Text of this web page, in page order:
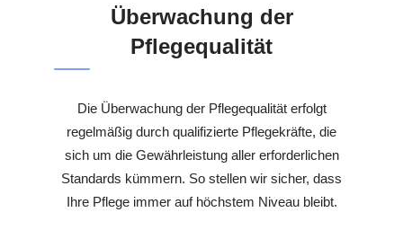
Überwachung der
Pflegequalität
Die Überwachung der Pflegequalität erfolgt
regelmäßig durch qualifizierte Pflegekräfte, die
sich um die Gewährleistung aller erforderlichen
Standards kümmern. So stellen wir sicher, dass
Ihre Pflege immer auf höchstem Niveau bleibt.